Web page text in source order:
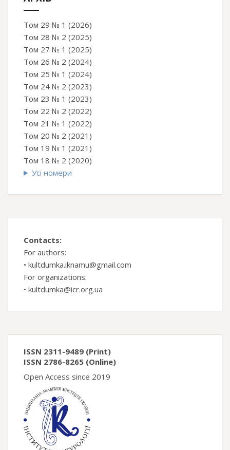
Том 29 № 1 (2026)
Том 28 № 2 (2025)
Том 27 № 1 (2025)
Том 26 № 2 (2024)
Том 25 № 1 (2024)
Том 24 № 2 (2023)
Том 23 № 1 (2023)
Том 22 № 2 (2022)
Том 21 № 1 (2022)
Том 20 № 2 (2021)
Том 19 № 1 (2021)
Том 18 № 2 (2020)
Усі номери
Contacts:
For authors:
• kultdumka.iknamu@gmail.com
For organizations:
• kultdumka@icr.org.ua
ISSN 2311-9489 (Print)
ISSN 2786-8265 (Online)
Open Access since 2019